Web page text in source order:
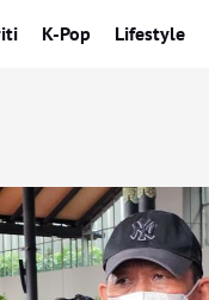
K-Pop Lifestyle